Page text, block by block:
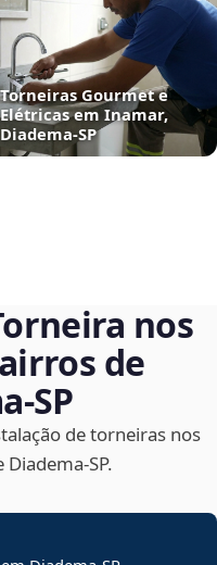
Torneiras Gourmet e
Elétricas em Inamar,
Diadema‑SP
nos
de
de torneiras nos